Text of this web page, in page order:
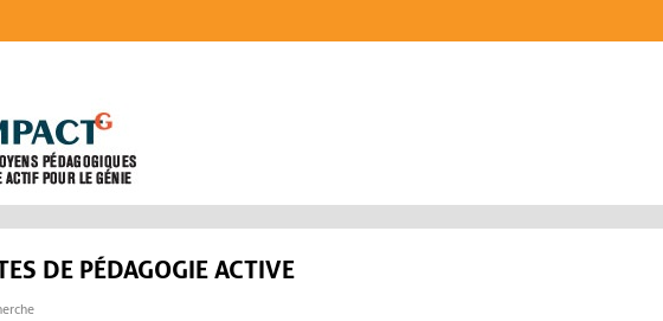
DE PÉDAGOGIE ACTIVE